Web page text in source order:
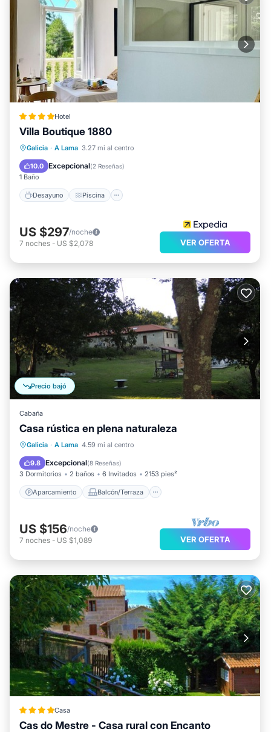
Hotel
Villa Boutique 1880
Galicia · A Lama 3.27 mi al centro
10.0 Excepcional(2 Reseñas)
1 Baño
Desayuno Piscina
Desayuno Piscina
Balcón/Terraza
US $297/noche
7 noches - US $2,078 VER OFERTA
Precio bajó
Cabaña
Casa rústica en plena naturaleza
Galicia · A Lama 4.59 mi al centro
9.8 Excepcional(8 Reseñas)
3 Dormitorios 2 baños 6 Invitados 2153 pies²
Aparcamiento Balcón/Terraza
Aparcamiento
Balcón/Terraza
Cocina
Internet
US $156/noche
7 noches - US $1,089 VER OFERTA
Casa
Cas do Mestre - Casa rural con Encanto